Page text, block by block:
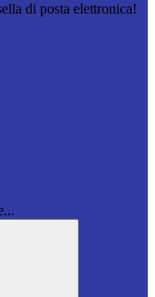
di posta elettronica!